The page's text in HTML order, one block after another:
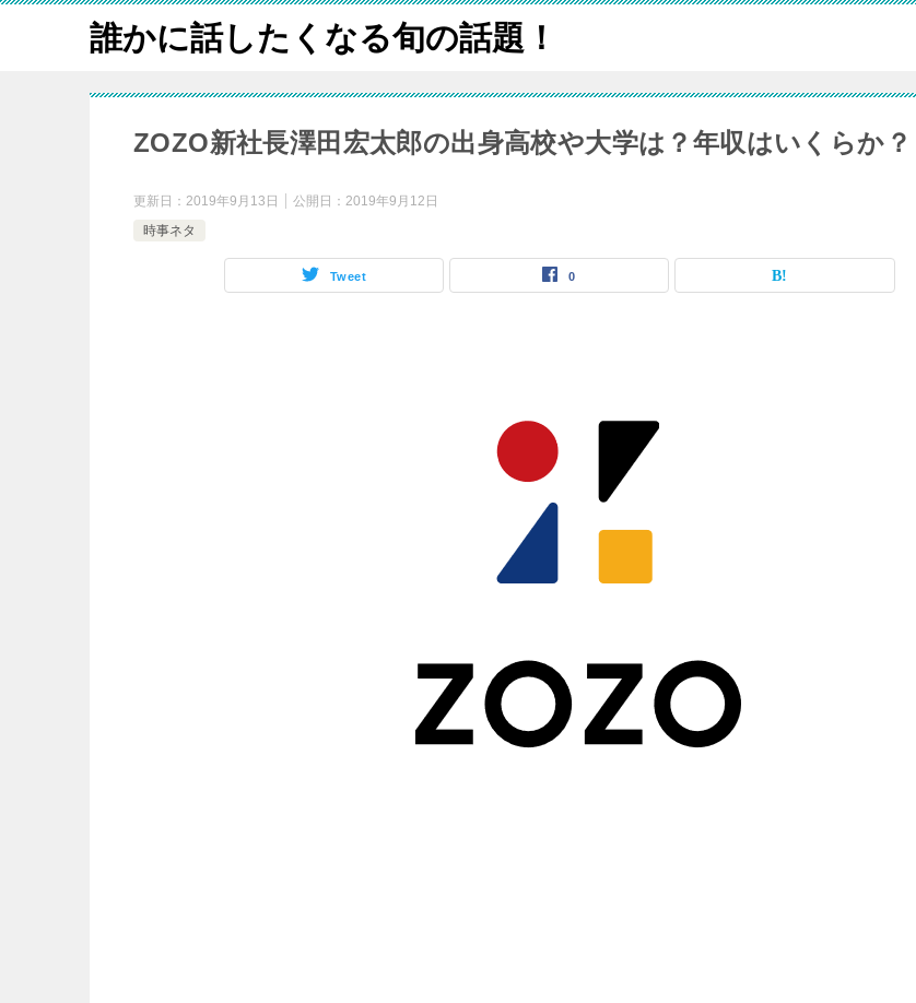
誰かに話したくなる旬の話題！
ZOZO新社長澤田宏太郎の出身高校や大学は？年収はいくらか？
更新日： 2019年9月13日 公開日： 2019年9月12日
時事ネタ
Tweet 0